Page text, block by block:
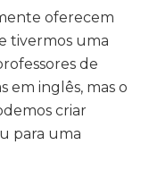
oferecem
tivermos uma
de
em inglês, mas o
criar
para uma